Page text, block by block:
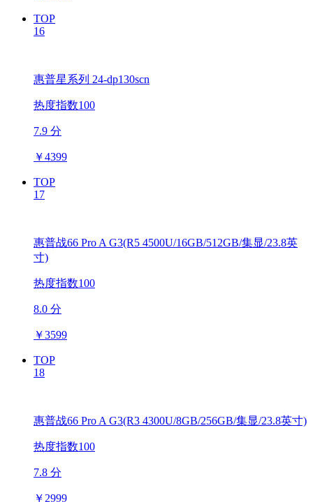
TOP
16
惠普星系列 24-dp130scn
热度指数100
7.9 分
￥4399
TOP
17
惠普战66 Pro A G3(R5 4500U/16GB/512GB/集显/23.8英
寸)
热度指数100
8.0 分
￥3599
TOP
18
惠普战66 Pro A G3(R3 4300U/8GB/256GB/集显/23.8英寸)
热度指数100
7.8 分
￥ 2999